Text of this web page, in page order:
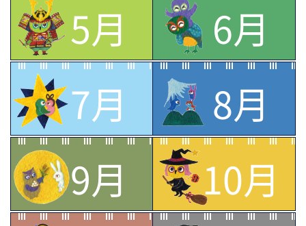
5月
6月
7月
8月
9月
10月